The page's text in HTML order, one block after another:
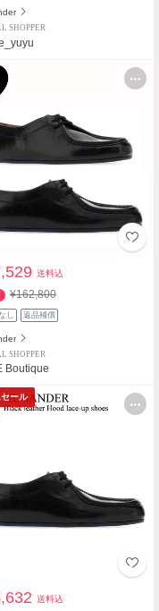
SHOPPER
送料込
¥162,800
し 返品補償
SHOPPER
Boutique
ール
送料込